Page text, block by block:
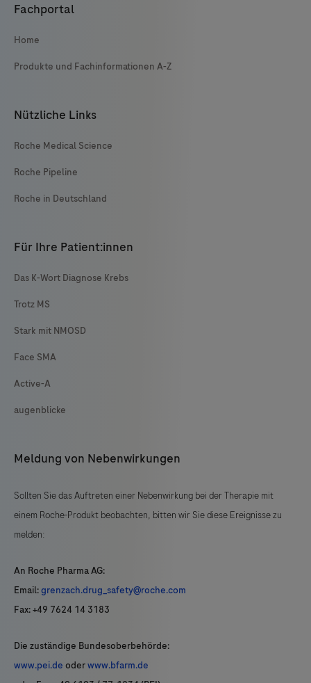
Fachportal
Home
Produkte und Fachinformationen A-Z
Nützliche Links
Roche Medical Science
Roche Pipeline
Roche in Deutschland
Für Ihre Patient:innen
Das K-Wort Diagnose Krebs
Trotz MS
Stark mit NMOSD
Face SMA
Active-A
augenblicke
Meldung von Nebenwirkungen
Sollten Sie das Auftreten einer Nebenwirkung bei der Therapie mit
einem Roche-Produkt beobachten, bitten wir Sie diese Ereignisse zu
melden:
An Roche Pharma AG:
Email:grenzach.drug_safety@roche.com
Fax: +49 7624 14 3183
Die zuständige Bundesoberbehörde:
www.pei.de oderwww.bfarm.de